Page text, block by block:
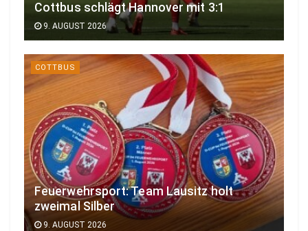
Cottbus schlägt Hannover mit 3:1
9. AUGUST 2026
COTTBUS
Feuerwehrsport: Team Lausitz holt
zweimal Silber
9. AUGUST 2026